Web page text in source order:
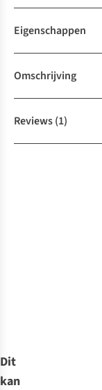
Eigenschappen
Omschrijving
Reviews(1)
Dit
kan